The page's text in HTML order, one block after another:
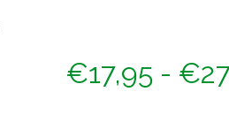
€17,95 - €